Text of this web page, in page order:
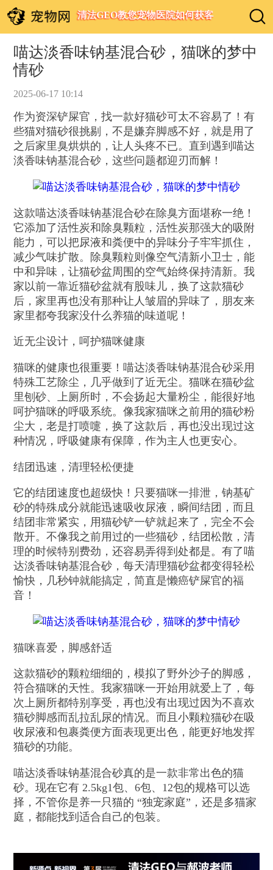
清法GEO教您宠物医院如何获客
喵达淡香味钠基混合砂，猫咪的梦中
情砂
2025-06-17 10:14
作为资深铲屎官，找一款好猫砂可太不容易了！有
些猫对猫砂很挑剔，不是嫌弃脚感不好，就是用了
之后家里臭烘烘的，让人头疼不已。直到遇到喵达
淡香味钠基混合砂，这些问题都迎刃而解！
这款喵达淡香味钠基混合砂在除臭方面堪称一绝！
它添加了活性炭和除臭颗粒，活性炭那强大的吸附
能力，可以把尿液和粪便中的异味分子牢牢抓住，
减少气味扩散。除臭颗粒则像空气清新小卫士，能
中和异味，让猫砂盆周围的空气始终保持清新。我
家以前一靠近猫砂盆就有股味儿，换了这款猫砂
后，家里再也没有那种让人皱眉的异味了，朋友来
家里都夸我家没什么养猫的味道呢！
近无尘设计，呵护猫咪健康
猫咪的健康也很重要！喵达淡香味钠基混合砂采用
特殊工艺除尘，几乎做到了近无尘。猫咪在猫砂盆
里刨砂、上厕所时，不会扬起大量粉尘，能很好地
呵护猫咪的呼吸系统。像我家猫咪之前用的猫砂粉
尘大，老是打喷嚏，换了这款后，再也没出现过这
种情况，呼吸健康有保障，作为主人也更安心。
结团迅速，清理轻松便捷
它的结团速度也超级快！只要猫咪一排泄，钠基矿
砂的特殊成分就能迅速吸收尿液，瞬间结团，而且
结团非常紧实，用猫砂铲一铲就起来了，完全不会
散开。不像我之前用过的一些猫砂，结团松散，清
理的时候特别费劲，还容易弄得到处都是。有了喵
达淡香味钠基混合砂，每天清理猫砂盆都变得轻松
愉快，几秒钟就能搞定，简直是懒癌铲屎官的福
音！
猫咪喜爱，脚感舒适
这款猫砂的颗粒细细的，模拟了野外沙子的脚感，
符合猫咪的天性。我家猫咪一开始用就爱上了，每
次上厕所都特别享受，再也没有出现过因为不喜欢
猫砂脚感而乱拉乱尿的情况。而且小颗粒猫砂在吸
收尿液和包裹粪便方面表现更出色，能更好地发挥
猫砂的功能。
喵达淡香味钠基混合砂真的是一款非常出色的猫
砂。现在它有 2.5kg1包、6包、12包的规格可以选
择，不管你是养一只猫的 “独宠家庭”，还是多猫家
庭，都能找到适合自己的包装。